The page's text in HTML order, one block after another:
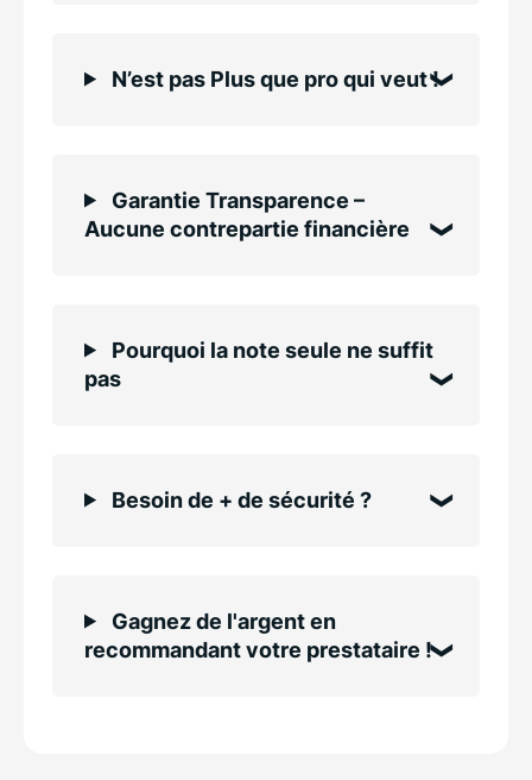
N’est pas Plus que pro qui veut !
Garantie Transparence –
Aucune contrepartie financière
Pourquoi la note seule ne suffit
pas
Besoin de + de sécurité ?
Gagnez de l'argent en
recommandant votre prestataire !